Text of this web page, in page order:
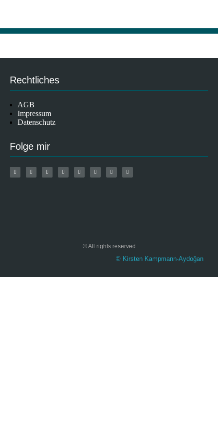
Rechtliches
AGB
Impressum
Datenschutz
Folge mir
© All rights reserved
© Kirsten Kampmann-Aydoğan